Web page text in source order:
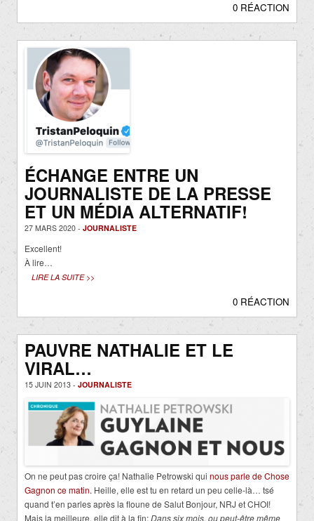
0 RÉACTION
ÉCHANGE ENTRE UN
JOURNALISTE DE LA PRESSE
ET UN MÉDIA ALTERNATIF!
27 MARS 2020 - JOURNALISTE
Excellent!
À lire…
LIRE LA SUITE >>
0 RÉACTION
PAUVRE NATHALIE ET LE
VIRAL…
15 JUIN 2013 - JOURNALISTE
On ne peut pas croire ça! Nathalie Petrowski qui nous parle de Chose
Gagnon ce matin. Heille, elle est tu en retard un peu celle-là… tsé
quand t’en parles après la floune de Salut Bonjour, NRJ et CHOI!
Mais la meilleure, elle dit à la fin:Dans six mois, ou peut-être même